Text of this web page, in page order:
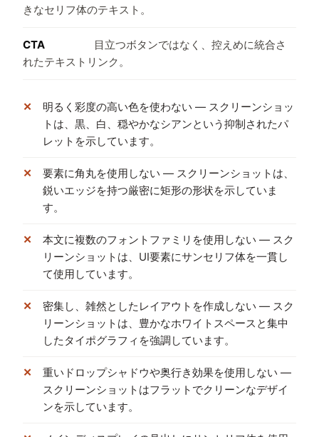
きなセリフ体のテキスト。
CTA
目立つボタンではなく、控えめに統合さ
れたテキストリンク。
明るく彩度の高い色を使わない — スクリーンショッ
トは、黒、白、穏やかなシアンという抑制されたパ
レットを示しています。
要素に角丸を使用しない — スクリーンショットは、
鋭いエッジを持つ厳密に矩形の形状を示していま
す。
本文に複数のフォントファミリを使用しない — スク
リーンショットは、UI要素にサンセリフ体を一貫し
て使用しています。
密集し、雑然としたレイアウトを作成しない — スク
リーンショットは、豊かなホワイトスペースと集中
したタイポグラフィを強調しています。
重いドロップシャドウや奥行き効果を使用しない —
スクリーンショットはフラットでクリーンなデザイ
ンを示しています。